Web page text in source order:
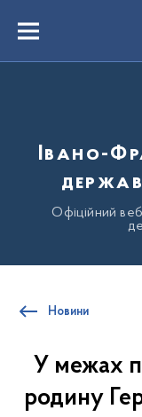
вмістуMenu
Івано-
Офіційний
Новини
У межах
родину